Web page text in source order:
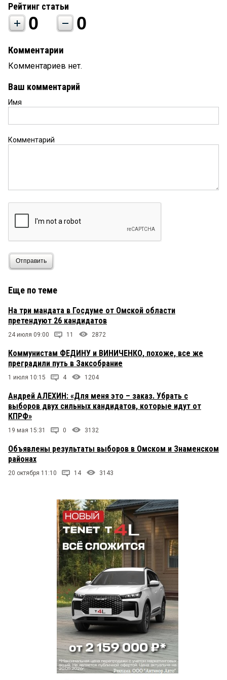
Рейтинг статьи
0 0
Комментарии
Комментариев нет.
Ваш комментарий
Имя
Комментарий
Отправить
Еще по теме
На три мандата в Госдуме от Омской области
претендуют 26 кандидатов
24 июля 09:00 11 2872
Коммунистам ФЕДИНУ и ВИНИЧЕНКО, похоже, все же
преградили путь в Заксобрание
1 июля 10:15 4 1204
Андрей АЛЕХИН: «Для меня это – заказ. Убрать с
выборов двух сильных кандидатов, которые идут от
КПРФ»
19 мая 15:31 0 3132
Объявлены результаты выборов в Омском и Знаменском
районах
20 октября 11:10 14 3143